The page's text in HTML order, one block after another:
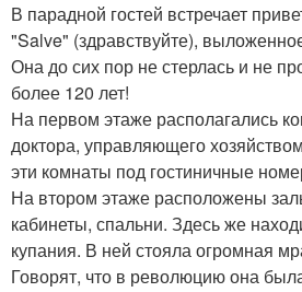
В парадной гостей встречает
"Salve" (здравствуйте),
Она до сих пор не стерлась и не
более 120 лет!
На первом этаже располагались
доктора, управляющего
эти комнаты под гостиничные
На втором этаже расположены
кабинеты, спальни. Здесь же
купания. В ней стояла огромная
Говорят, что в революцию она